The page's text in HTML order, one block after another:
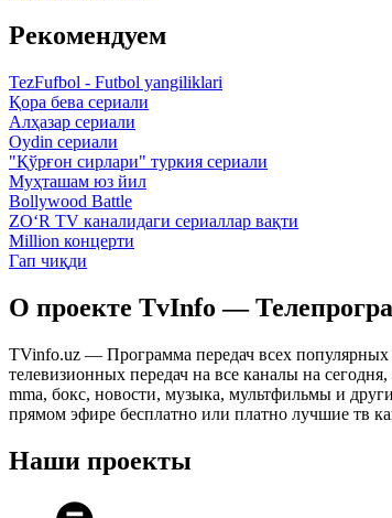
Рекомендуем
TezFufbol - Futbol yangiliklari
Қора бева сериали
Алҳазар сериали
Oydin сериали
"Қўрғон сирлари" туркия сериали
Муҳташам юз йил
Bollywood Battle
ZO‘R TV каналидаги сериаллар вақти
Million концерти
Гап чиқди
О проекте TvInfo —
TVinfo.uz — Программа передач всех популярных
телевизионных передач на все каналы на
mma, бокс, новости, музыка, мультфильмы и
прямом эфире бесплатно или платно лучшие тв
Наши проекты